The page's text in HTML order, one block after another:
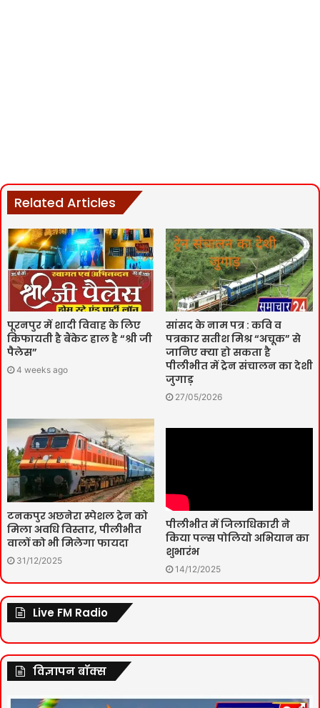
Related Articles
पूरनपुर में शादी विवाह के लिए
किफायती है बैंकेट हाल है “श्री जी
पैलेस”
4 weeks ago
सांसद के नाम पत्र : कवि व
पत्रकार सतीश मिश्र “अचूक” से
जानिए क्या हो सकता है
पीलीभीत में ट्रेन संचालन का देशी
जुगाड़
27/05/2026
टनकपुर अछनेरा स्पेशल ट्रेन को
मिला अवधि विस्तार, पीलीभीत
वालों को भी मिलेगा फायदा
31/12/2025
पीलीभीत में जिलाधिकारी ने
किया पल्स पोलियो अभियान का
शुभारंभ
14/12/2025
Live FM Radio
विज्ञापन बॉक्स